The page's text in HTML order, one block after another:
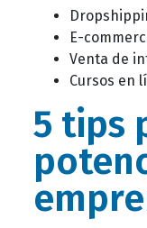
E-
Venta de
Cursos en
5 tips